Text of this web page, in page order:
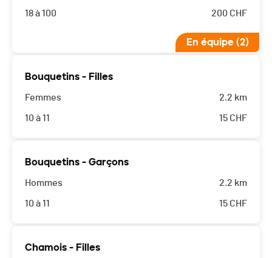
18 à 100 200 CHF
En équipe (2)
Bouquetins - Filles
Femmes
10 à 11
2.2 km
15 CHF
Bouquetins - Garçons
Hommes
10 à 11
2.2 km
15 CHF
Chamois - Filles